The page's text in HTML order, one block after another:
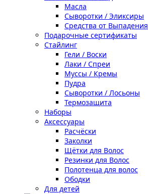
Масла
Сыворотки / Эликсиры
Средства от Выпадения
Подарочные сертификаты
Стайлинг
Гели / Воски
Лаки / Спреи
Муссы / Кремы
Пудра
Сыворотки / Лосьоны
Термозащита
Наборы
Аксессуары
Расчёски
Заколки
Щётки для Волос
Резинки для Волос
Полотенца для волос
Ободки
Для детей